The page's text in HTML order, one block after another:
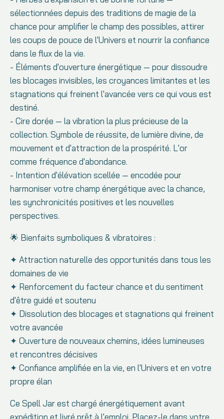
sélectionnées depuis des traditions de magie de la
chance pour amplifier le champ des possibles, attirer
les coups de pouce de l'Univers et nourrir la confiance
dans le flux de la vie.
- Éléments d'ouverture énergétique — pour dissoudre
les blocages invisibles, les croyances limitantes et les
stagnations qui freinent l'avancée vers ce qui vous est
destiné.
- Cire dorée — la vibration la plus précieuse de la
collection. Symbole de réussite, de lumière divine, de
mouvement et d'attraction de la prospérité. L'or
comme fréquence d'abondance.
- Intention d'élévation scellée — encodée pour
harmoniser votre champ énergétique avec la chance,
les synchronicités positives et les nouvelles
perspectives.
🌟 Bienfaits symboliques & vibratoires :
✦ Attraction naturelle des opportunités dans tous les
domaines de vie
✦ Renforcement du facteur chance et du sentiment
d'être guidé et soutenu
✦ Dissolution des blocages et stagnations qui freinent
votre avancée
✦ Ouverture de nouveaux chemins, idées lumineuses
et rencontres décisives
✦ Confiance amplifiée en la vie, en l'Univers et en votre
propre élan
Ce Spell Jar est chargé énergétiquement avant
expédition et livré prêt à l'emploi. Placez-le dans votre